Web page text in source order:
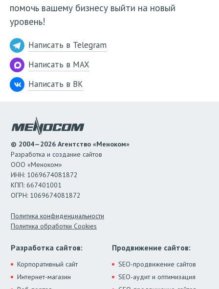
помочь вашему бизнесу выйти на новый
уровень!
Написать в Telegram
Написать в MAX
Написать в ВК
© 2004—2026 Агентство «Меноком»
Разработка и создание сайтов
ООО «Меноком»
ИНН: 1069674081872
КПП: 667401001
ОГРН: 1069674081872
Политика конфиденциальности
Политика обработки Cookies
Разработка сайтов:
Корпоративный сайт
Интернет-магазин
Продвижение сайтов:
SEO-продвижение сайтов
SEO-аудит и оптимизация